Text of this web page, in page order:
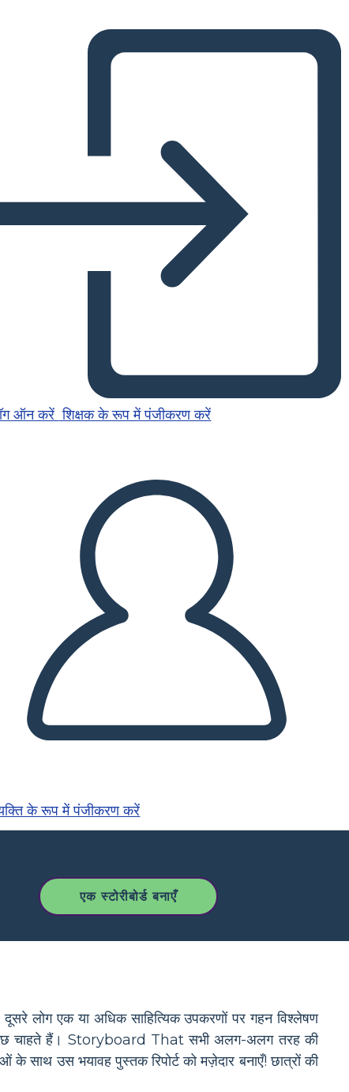
ऑन करें शिक्षक के रूप में पंजीकरण करें
के रूप में पंजीकरण करें
एक स्टोरीबोर्ड बनाएँ
लोग एक या अधिक साहित्यिक उपकरणों पर गहन विश्लेषण
चाहते हैं। Storyboard That सभी अलग-अलग तरह की
के साथ उस भयावह पुस्तक रिपोर्ट को मज़ेदार बनाएँ! छात्रों की